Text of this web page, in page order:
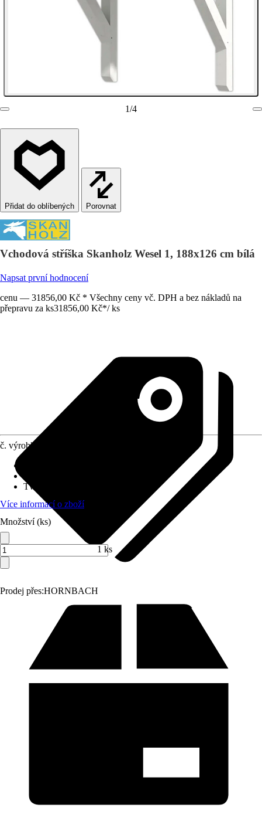
1/4
Porovnat
Vchodová stříška Skanholz Wesel 1, 188x126 cm bílá
Napsat první hodnocení
cenu — 31856,00 Kč * Všechny ceny vč. DPH a bez nákladů na
přepravu za ks31856,00 Kč*/ ks
Prodej přes:HORNBACH
č. výrobku
Tvar
Více informací o zboží
Množství (ks)
1 ks